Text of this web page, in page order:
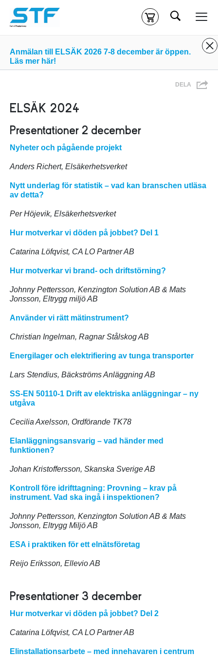
Kassa
Klicka härför att komma till alla tillgängliga onlinekurser.
Sök
Anmälan till ELSÄK 2026 7-8 december är öppen.
Läs mer här!
DELA
ELSÄK 2024
Presentationer 2 december
Nyheter och pågående projekt
Anders Richert, Elsäkerhetsverket
Nytt underlag för statistik – vad kan branschen utläsa
av detta?
Per Höjevik, Elsäkerhetsverket
Hur motverkar vi döden på jobbet? Del 1
Catarina Löfqvist, CA LO Partner AB
Hur motverkar vi brand- och driftstörning?
Johnny Pettersson, Kenzington Solution AB & Mats
Jonsson, Eltrygg miljö AB
Använder vi rätt mätinstrument?
Christian Ingelman, Ragnar Stålskog AB
Energilager och elektrifiering av tunga transporter
Lars Stendius, Bäckströms Anläggning AB
SS-EN 50110-1 Drift av elektriska anläggningar – ny
utgåva
Cecilia Axelsson, Ordförande TK78
Elanläggningsansvarig – vad händer med
funktionen?
Johan Kristoffersson, Skanska Sverige AB
Kontroll före idrifttagning: Provning – krav på
instrument. Vad ska ingå i inspektionen?
Johnny Pettersson, Kenzington Solution AB & Mats
Jonsson, Eltrygg Miljö AB
ESA i praktiken för ett elnätsföretag
Reijo Eriksson, Ellevio AB
Presentationer 3 december
Hur motverkar vi döden på jobbet? Del 2
Catarina Löfqvist, CA LO Partner AB
Elinstallationsarbete – med innehavaren i centrum